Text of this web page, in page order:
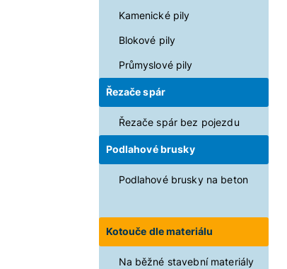
Kamenické pily
Blokové pily
Průmyslové pily
Řezače spár
Řezače spár bez pojezdu
Podlahové brusky
Podlahové brusky na beton
Kotouče dle materiálu
Na běžné stavební materiály